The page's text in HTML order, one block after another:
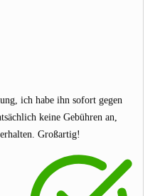
ich habe ihn sofort gegen
keine Gebühren an,
Großartig!